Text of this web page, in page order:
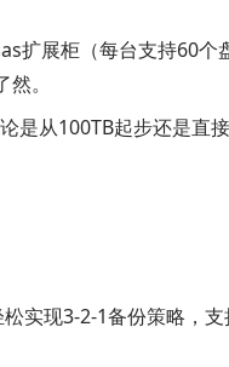
扩展柜（每台支持60
。
从100TB起步还是直
现3-2-1备份策略，支